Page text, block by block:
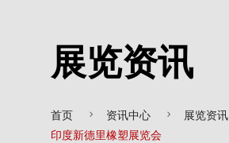
展览资讯
首页 资讯中心
展览资讯
印度新德里橡塑展览会